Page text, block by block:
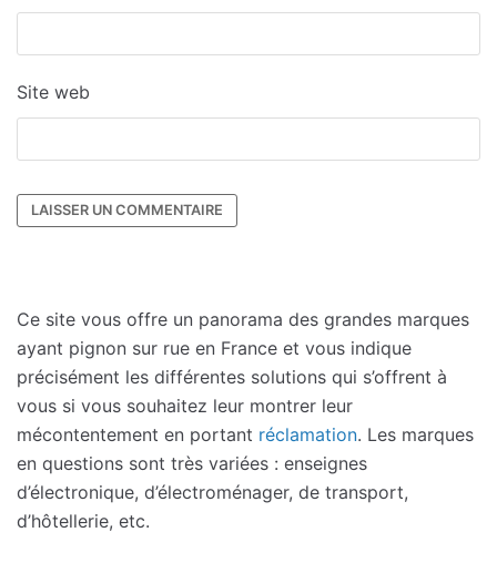
Site web
Ce site vous offre un panorama des grandes marques
ayant pignon sur rue en France et vous indique
précisément les différentes solutions qui s’offrent à
vous si vous souhaitez leur montrer leur
mécontentement en portant réclamation. Les marques
en questions sont très variées : enseignes
d’électronique, d’électroménager, de transport,
d’hôtellerie, etc.